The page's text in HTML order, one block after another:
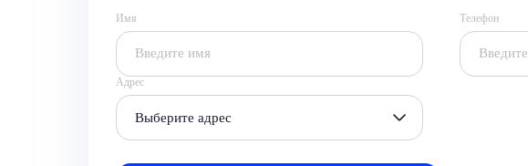
Имя Телефон
Адрес
Выберите адрес